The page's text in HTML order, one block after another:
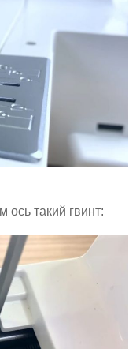
ось такий гвинт: